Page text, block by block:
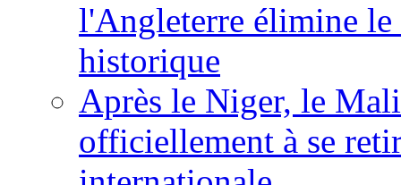
l'Angleterre élimine
historique
Après le Niger, le
officiellement à se